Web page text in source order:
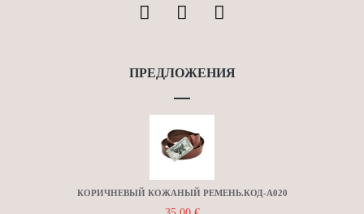
ПРЕДЛОЖЕНИЯ
КОРИЧНЕВЫЙ КОЖАНЫЙ РЕМЕНЬ.КОД-Α020